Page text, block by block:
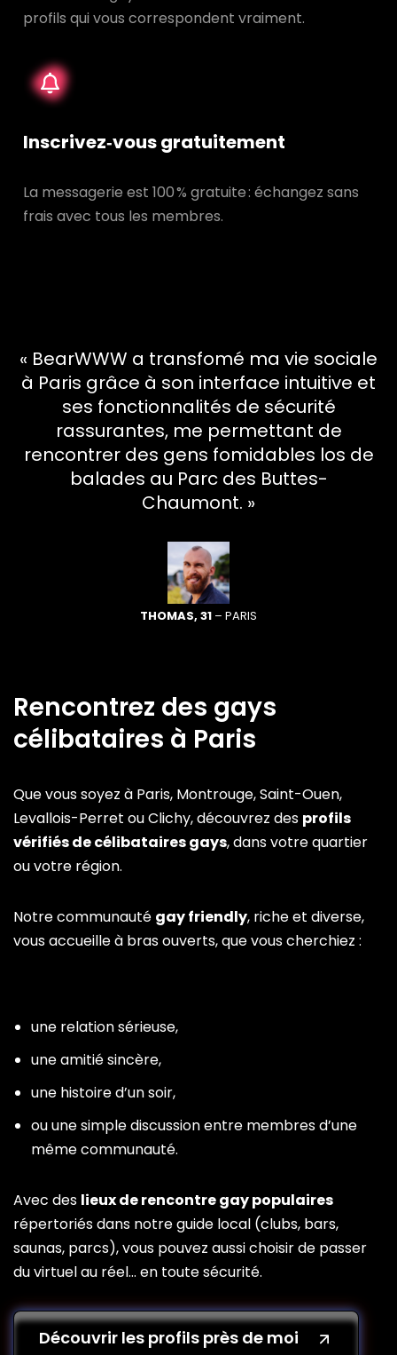
profils qui vous correspondent vraiment.
Inscrivez‑vous gratuitement
La messagerie est 100 % gratuite : échangez sans
frais avec tous les membres.
« BearWWW a transfomé ma vie sociale
à Paris grâce à son interface intuitive et
ses fonctionnalités de sécurité
rassurantes, me permettant de
rencontrer des gens fomidables los de
balades au Parc des Buttes-
Chaumont. »
THOMAS, 31 – PARIS
Rencontrez des gays
célibataires à Paris
Que vous soyez à Paris, Montrouge, Saint-Ouen,
Levallois-Perret ou Clichy, découvrez des profils
vérifiés de célibataires gays, dans votre quartier
ou votre région.
Notre communauté gay friendly, riche et diverse,
vous accueille à bras ouverts, que vous cherchiez :
une relation sérieuse,
une amitié sincère,
une histoire d’un soir,
ou une simple discussion entre membres d’une
même communauté.
Avec des lieux de rencontre gay populaires
répertoriés dans notre guide local (clubs, bars,
saunas, parcs), vous pouvez aussi choisir de passer
du virtuel au réel… en toute sécurité.
Découvrir les profils près de moi